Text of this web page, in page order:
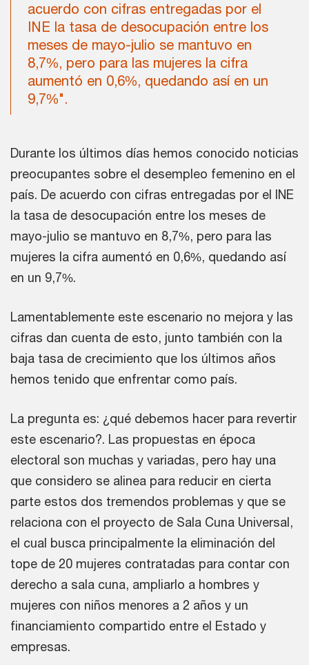
acuerdo con cifras entregadas por el
INE la tasa de desocupación entre los
meses de mayo-julio se mantuvo en
8,7%, pero para las mujeres la cifra
aumentó en 0,6%, quedando así en un
9,7%".
Durante los últimos días hemos conocido noticias
preocupantes sobre el desempleo femenino en el
país. De acuerdo con cifras entregadas por el INE
la tasa de desocupación entre los meses de
mayo-julio se mantuvo en 8,7%, pero para las
mujeres la cifra aumentó en 0,6%, quedando así
en un 9,7%.
Lamentablemente este escenario no mejora y las
cifras dan cuenta de esto, junto también con la
baja tasa de crecimiento que los últimos años
hemos tenido que enfrentar como país.
La pregunta es: ¿qué debemos hacer para revertir
este escenario?. Las propuestas en época
electoral son muchas y variadas, pero hay una
que considero se alinea para reducir en cierta
parte estos dos tremendos problemas y que se
relaciona con el proyecto de Sala Cuna Universal,
el cual busca principalmente la eliminación del
tope de 20 mujeres contratadas para contar con
derecho a sala cuna, ampliarlo a hombres y
mujeres con niños menores a 2 años y un
financiamiento compartido entre el Estado y
empresas.